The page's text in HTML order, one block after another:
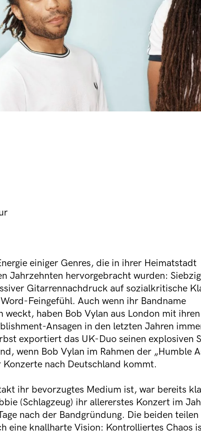
einiger Genres, die in ihrer Heimatstadt
Jahrzehnten hervorgebracht wurden:
Gitarrennachdruck auf sozialkritische
Feingefühl. Auch wenn ihr Bandname
weckt, haben Bob Vylan aus London mit ihren
Ansagen in den letzten Jahren
exportiert das UK-Duo seinen explosiven
wenn Bob Vylan im Rahmen der „Humble
nach Deutschland kommt.
ihr bevorzugtes Medium ist, war bereits
(Schlagzeug) ihr allererstes Konzert im
nach der Bandgründung. Die beiden
eine knallharte Vision: Kontrolliertes Chaos